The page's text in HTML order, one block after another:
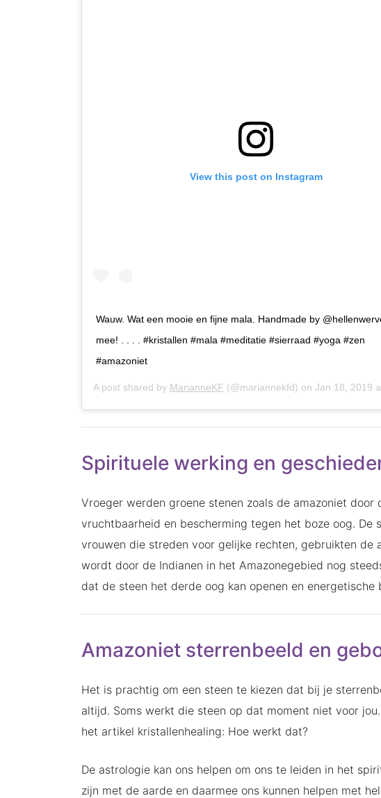
View this post on Instagram
Wauw. Wat een mooie en fijne mala. Handmade by
mee! . . . . #kristallen #mala #meditatie #sierraad #yoga #zen
#amazoniet
A post shared by MarianneKF (@mariannekfd) on Jan 18, 2019 at
Spirituele werking en
Vroeger werden groene stenen zoals de amazoniet
vruchtbaarheid en bescherming tegen het boze oog. De
vrouwen die streden voor gelijke rechten, gebruikten de
wordt door de Indianen in het Amazonegebied nog
dat de steen het derde oog kan openen en energetische
Amazoniet sterrenbeeld en
Het is prachtig om een steen te kiezen dat bij je
altijd. Soms werkt die steen op dat moment niet voor
het artikel kristallenhealing: Hoe werkt dat?
De astrologie kan ons helpen om ons te leiden in het
zijn met de aarde en daarmee ons kunnen helpen met